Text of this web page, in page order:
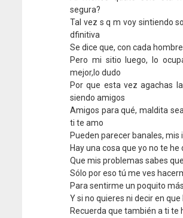
segura?
Tal vez s q m voy sintiendo
dfinitiva
Se dice que, con cada
Pero mi sitio luego, lo
mejor,lo dudo
Por que esta vez agachas
siendo amigos
Amigos para qué, maldita
ti te amo
Pueden parecer banales, mis
Hay una cosa que yo no te he
Que mis problemas sabes
Sólo por eso tú me ves
Para sentirme un poquito
Y si no quieres ni decir en
Recuerda que también a ti te